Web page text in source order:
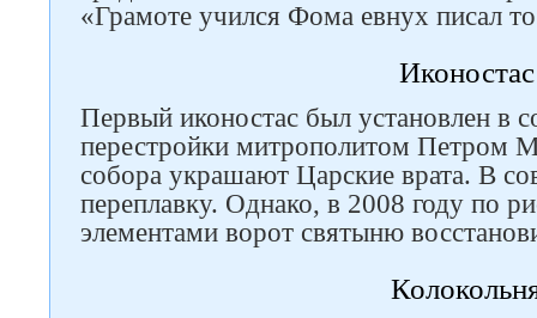
«Грамоте учился Фома евнух писал
Иконостас
Первый иконостас был установлен в
перестройки митрополитом Петром
собора украшают Царские врата. В
переплавку. Однако, в 2008 году по
элементами ворот святыню